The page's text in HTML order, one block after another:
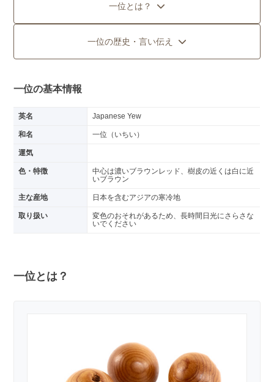
一位とは？
一位の歴史・言い伝え
一位の基本情報
英名 Japanese Yew
和名 一位（いちい）
運気
色・特徴
中心は濃いブラウンレッド、樹皮の近くは白に近
いブラウン
主な産地 日本を含むアジアの寒冷地
取り扱い
変色のおそれがあるため、長時間日光にさらさな
いでください
一位とは？